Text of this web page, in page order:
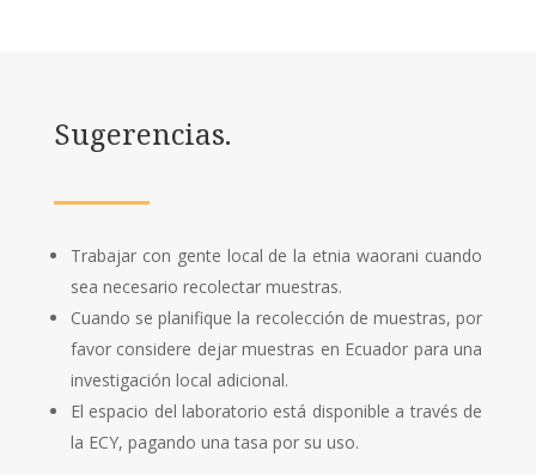
Sugerencias.
Trabajar con gente local de la etnia waorani cuando
sea necesario recolectar muestras.
Cuando se planifique la recolección de muestras, por
favor considere dejar muestras en Ecuador para una
investigación local adicional.
El espacio del laboratorio está disponible a través de
la ECY, pagando una tasa por su uso.